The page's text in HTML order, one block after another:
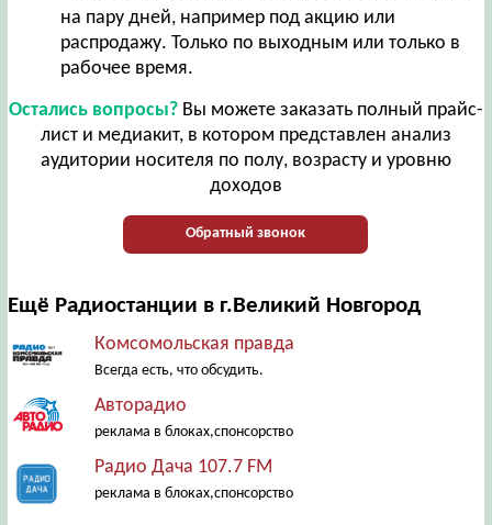
на пару дней, например под акцию или
распродажу. Только по выходным или только в
рабочее время.
Остались вопросы?Вы можете заказать полный прайс-
лист и медиакит, в котором представлен анализ
аудитории носителя по полу, возрасту и уровню
доходов
Обратный звонок
Ещё Радиостанции в г.Великий Новгород
Комсомольская правда
Всегда есть, что обсудить.
Авторадио
реклама в блоках,спонсорство
Радио Дача 107.7 FM
реклама в блоках,спонсорство